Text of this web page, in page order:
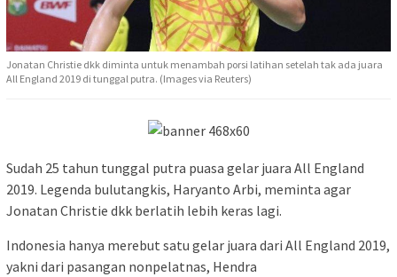
Jonatan Christie dkk diminta untuk menambah porsi latihan setelah tak ada juara
All England 2019 di tunggal putra. (Images via Reuters)
Sudah 25 tahun tunggal putra puasa gelar juara All England
2019. Legenda bulutangkis, Haryanto Arbi, meminta agar
Jonatan Christie dkk berlatih lebih keras lagi.
Indonesia hanya merebut satu gelar juara dari All England 2019,
yakni dari pasangan nonpelatnas, Hendra